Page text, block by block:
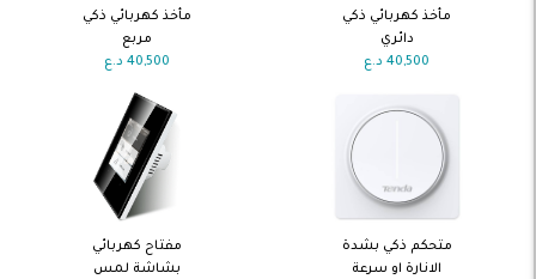
اضف الى
السلة
مأخذ كهربائي ذكي
دائري
40,500 د.ع
اضف الى
السلة
مأخذ كهربائي ذكي
مربع
40,500 د.ع
اضف الى
السلة
متحكم ذكي بشدة
الانارة او سرعة
اضف الى
السلة
مفتاح كهربائي
بشاشة لمس